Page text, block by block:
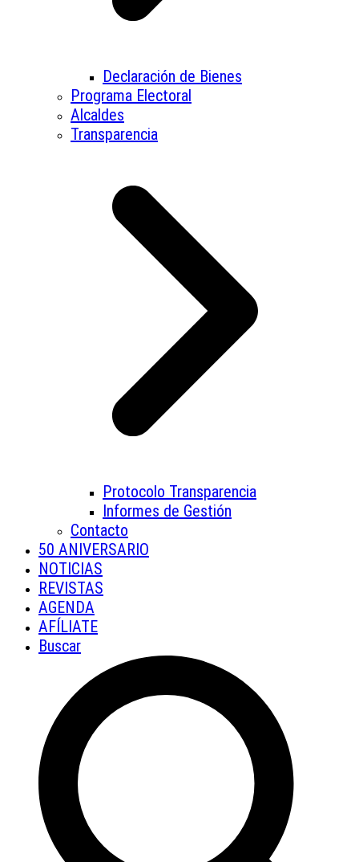
Declaración de Bienes
Programa Electoral
Alcaldes
Transparencia
Protocolo Transparencia
Informes de Gestión
Contacto
50 ANIVERSARIO
NOTICIAS
REVISTAS
AGENDA
AFÍLIATE
Buscar